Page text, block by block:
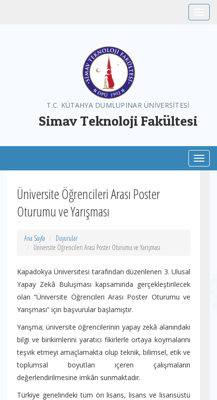
T.C. KÜTAHYA DUMLUPINAR ÜNİVERSİTESİ
Simav Teknoloji Fakültesi
Üniversite Öğrencileri Arası Poster
Oturumu ve Yarışması
Ana Sayfa
Duyurular
Üniversite Öğrencileri Arası Poster Oturumu ve Yarışması
Kapadokya Üniversitesi tarafından düzenlenen 3. Ulusal
Yapay Zekâ Buluşması kapsamında gerçekleştirilecek
olan “Üniversite Öğrencileri Arası Poster Oturumu ve
Yarışması” için başvurular başlamıştır.
Yarışma; üniversite öğrencilerinin yapay zekâ alanındaki
bilgi ve birikimlerini yaratıcı fikirlerle ortaya koymalarını
teşvik etmeyi amaçlamakta olup teknik, bilimsel, etik ve
toplumsal boyutları içeren çalışmaların
değerlendirilmesine imkân sunmaktadır.
Türkiye genelindeki tüm ön lisans, lisans ve lisansüstü